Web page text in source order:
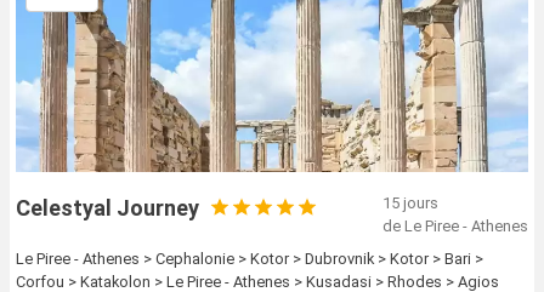
Celestyal Journey
15 jours
de Le Piree - Athenes
Le Piree - Athenes > Cephalonie > Kotor > Dubrovnik > Kotor > Bari >
Corfou > Katakolon > Le Piree - Athenes > Kusadasi > Rhodes > Agios